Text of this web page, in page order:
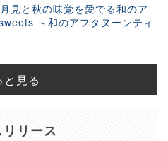
見と秋の味覚を愛でる和のア
～和のアフタヌーンティ
と見る
リース